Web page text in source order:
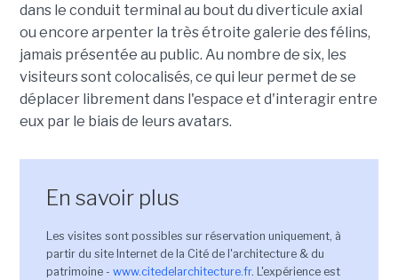
dans le conduit terminal au bout du diverticule axial
ou encore arpenter la très étroite galerie des félins,
jamais présentée au public. Au nombre de six, les
visiteurs sont colocalisés, ce qui leur permet de se
déplacer librement dans l'espace et d'interagir entre
eux par le biais de leurs avatars.
En savoir plus
Les visites sont possibles sur réservation uniquement, à
partir du site Internet de la Cité de l'architecture & du
patrimoine - www.citedelarchitecture.fr. L'expérience est